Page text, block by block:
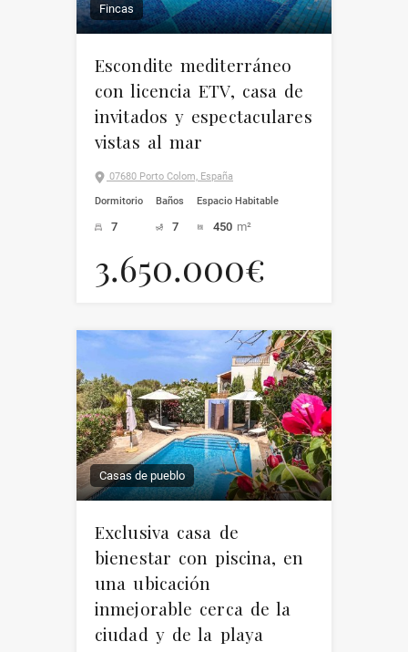
Fincas
Escondite mediterráneo
con licencia ETV, casa de
invitados y espectaculares
vistas al mar
07680 Porto Colom, España
Dormitorio
7
Baños
7
Espacio Habitable
450 m²
3.650.000€
Casas de pueblo
Exclusiva casa de
bienestar con piscina, en
una ubicación
inmejorable cerca de la
ciudad y de la playa